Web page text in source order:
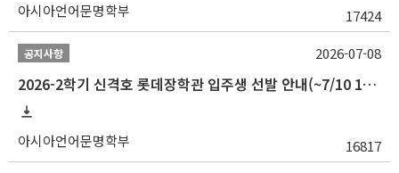
아시아언어문명학부 17424
공지사항
2026-2학기 신격호 롯데장학관 입주생 선발 안내(~7/10 10:00)
아시아언어문명학부 16817
2026-07-08